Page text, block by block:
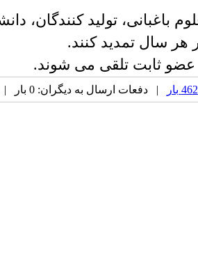
تولید کنندگان،
سال تمدید کنند.
عضو ثابت تلقی می شوند.
| دفعات ارسال به دیگران: 0 بار |